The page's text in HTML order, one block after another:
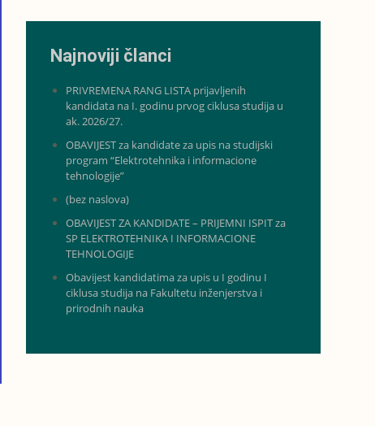
Najnoviji članci
PRIVREMENA RANG LISTA prijavljenih
kandidata na I. godinu prvog ciklusa studija u
ak. 2026/27.
OBAVIJEST za kandidate za upis na studijski
program “Elektrotehnika i informacione
tehnologije”
(bez naslova)
OBAVIJEST ZA KANDIDATE – PRIJEMNI ISPIT za
SP ELEKTROTEHNIKA I INFORMACIONE
TEHNOLOGIJE
Obavijest kandidatima za upis u I godinu I
ciklusa studija na Fakultetu inženjerstva i
prirodnih nauka